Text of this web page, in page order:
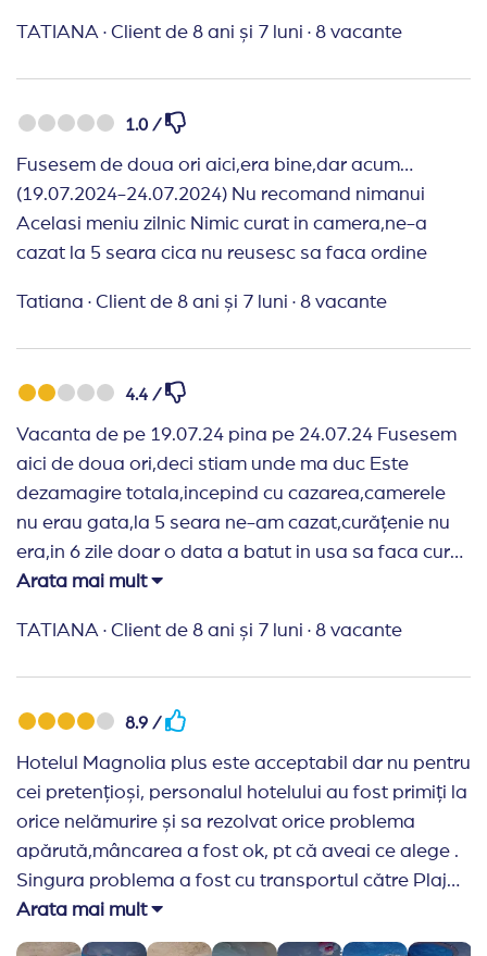
TATIANA · Client de 8 ani și 7 luni · 8 vacante
1.0 /
Fusesem de doua ori aici,era bine,dar acum…
(19.07.2024-24.07.2024) Nu recomand nimanui
Acelasi meniu zilnic Nimic curat in camera,ne-a
cazat la 5 seara cica nu reusesc sa faca ordine
Tatiana · Client de 8 ani și 7 luni · 8 vacante
4.4 /
Vacanta de pe 19.07.24 pina pe 24.07.24 Fusesem
aici de doua ori,deci stiam unde ma duc Este
dezamagire totala,incepind cu cazarea,camerele
nu erau gata,la 5 seara ne-am cazat,curățenie nu
era,in 6 zile doar o data a batut in usa sa faca curat
Acelasi meniu zilnic, cu directionare la orhideya,al
Incepind cu 6 seara la bazin nu se da voie,muzica
inapoi Nu mai revin in acest hotel Apa in mare era
superba,măcar atât Escalatorul nu a lucrat ceva
timp,la recepție se da card pentru escalator,culmea
ca nu era activ,si mai are si limita de acces
Recomand Travelplanner:Agenția de nota
10,receptivi
Arata mai mult
TATIANA · Client de 8 ani și 7 luni · 8 vacante
8.9 /
Hotelul Magnolia plus este acceptabil dar nu pentru
cei pretențioși, personalul hotelului au fost primiți la
orice nelămurire și sa rezolvat orice problema
apărută,mâncarea a fost ok, pt că aveai ce alege .
Singura problema a fost cu transportul către Plaja
care în descriere spunea că este gratuit cu
trenulețul și în realitate costă 5 leva de
Arata mai mult